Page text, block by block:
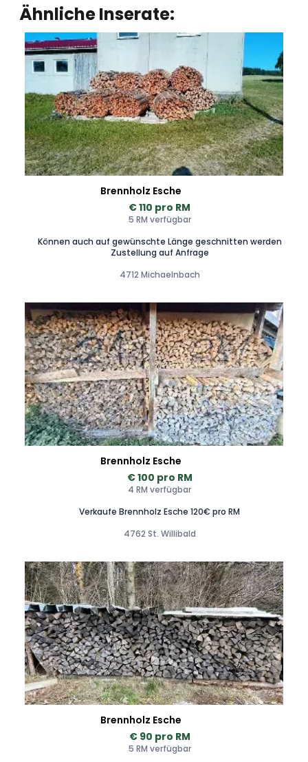
Ähnliche Inserate:
Brennholz Esche
€ 110 pro RM
5 RM verfügbar
Können auch auf gewünschte Länge geschnitten werden
Zustellung auf Anfrage
4712 Michaelnbach
Brennholz Esche
€ 100 pro RM
4 RM verfügbar
Verkaufe Brennholz Esche 120€ pro RM
4762 St. Willibald
Brennholz Esche
€ 90 pro RM
5 RM verfügbar